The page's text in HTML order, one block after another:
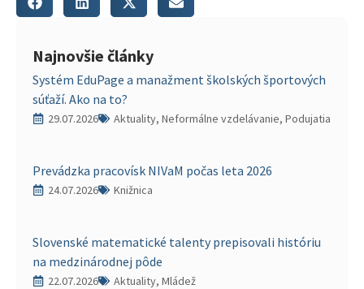
Najnovšie články
Systém EduPage a manažment školských športových
súťaží. Ako na to?
29.07.2026 Aktuality, Neformálne vzdelávanie, Podujatia
Prevádzka pracovísk NIVaM počas leta 2026
24.07.2026 Knižnica
Slovenské matematické talenty prepisovali históriu
na medzinárodnej pôde
22.07.2026 Aktuality, Mládež